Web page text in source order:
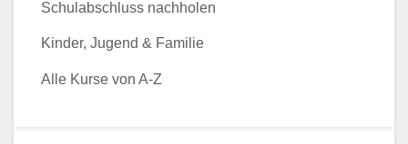
Schulabschluss nachholen
Kinder, Jugend & Familie
Alle Kurse von A-Z